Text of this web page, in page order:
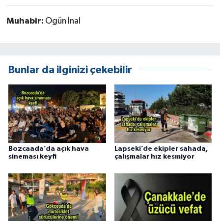
Muhabir: Ogün İnal
Bunlar da ilginizi çekebilir
Bozcaada’da açık hava
sineması keyfi
Lapseki’de ekipler sahada,
çalışmalar hız kesmiyor